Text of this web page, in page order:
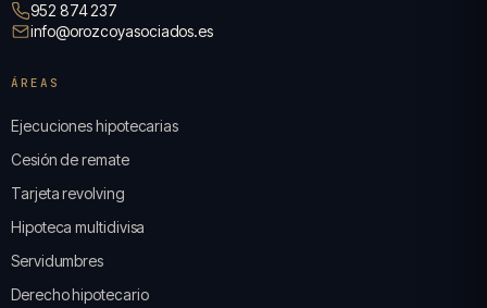
952 874 237
info@orozcoyasociados.es
ÁREAS
Ejecuciones hipotecarias
Cesión de remate
Tarjeta revolving
Hipoteca multidivisa
Servidumbres
Derecho hipotecario